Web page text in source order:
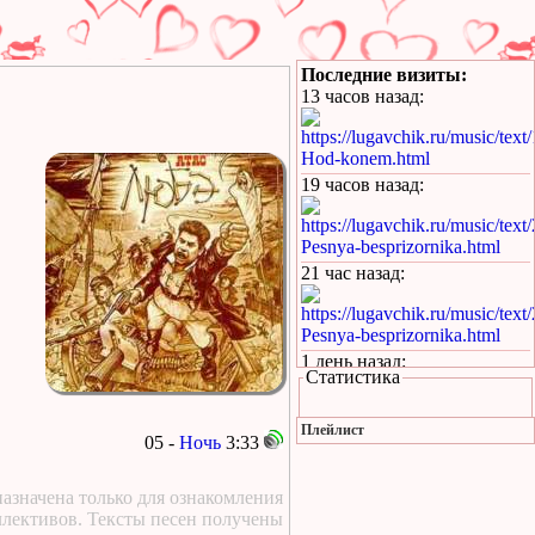
05 - Ночь 3:33
только для ознакомления
Тексты песен получены
Последние визиты:
13 часов назад:
https://lugavchik.ru/music/
Hod-konem.html
19 часов назад:
https://lugavchik.ru/music/
Pesnya-besprizornika.html
21 час назад:
https://lugavchik.ru/music/
Pesnya-besprizornika.html
1 день назад:
Leto-(pesnya-dlya-Coya).html
1 день назад:
Статистика
Плейлист